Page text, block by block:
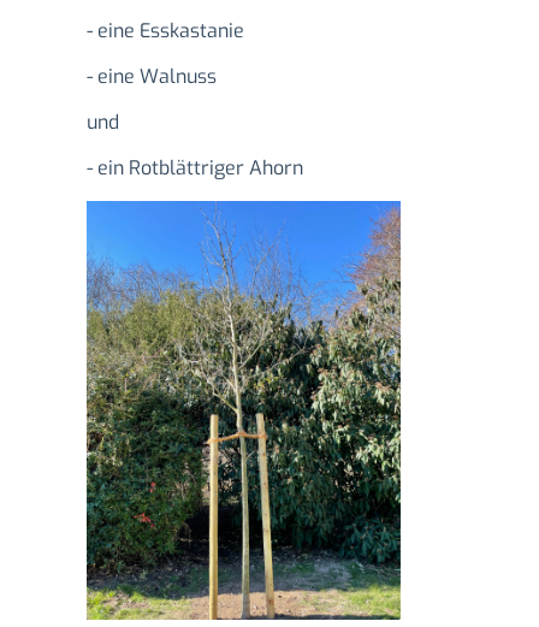
- eine Esskastanie
- eine Walnuss
und
- ein Rotblättriger Ahorn